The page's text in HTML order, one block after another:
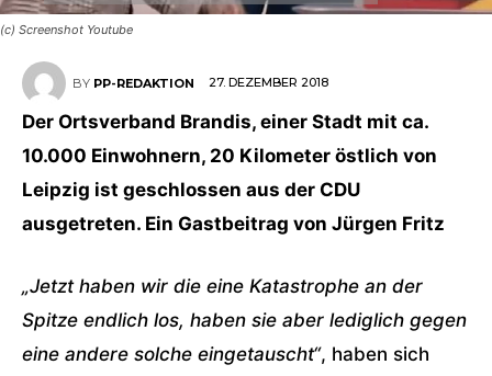
(c) Screenshot Youtube
BY PP-REDAKTION 27. DEZEMBER 2018
Der Ortsverband Brandis, einer Stadt mit ca.
10.000 Einwohnern, 20 Kilometer östlich von
Leipzig ist geschlossen aus der CDU
ausgetreten. Ein Gastbeitrag von Jürgen Fritz
„Jetzt haben wir die eine Katastrophe an der
Spitze endlich los, haben sie aber lediglich gegen
eine andere solche eingetauscht“, haben sich